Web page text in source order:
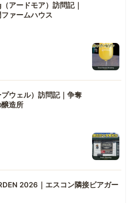
アードモア）訪問記｜
ァームハウス
ウェル）訪問記｜争奪
造所
2026｜エスコン隣接ビアガー